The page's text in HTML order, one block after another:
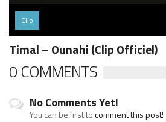
Clip
Timal – Ounahi (Clip Officiel)
0 COMMENTS
No Comments Yet!
You can be first tocomment this post!